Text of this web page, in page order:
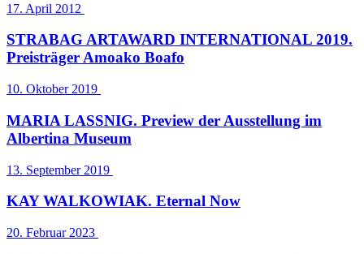
17. April 2012
STRABAG ARTAWARD INTERNATIONAL 2019.
Preisträger Amoako Boafo
10. Oktober 2019
MARIA LASSNIG. Preview der Ausstellung im
Albertina Museum
13. September 2019
KAY WALKOWIAK. Eternal Now
20. Februar 2023